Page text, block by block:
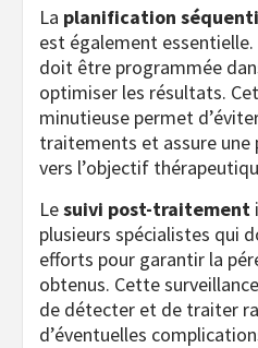
La planification
est également
doit être programmée
optimiser les résultats.
minutieuse permet
traitements et assure une
vers l’objectif
Lesuivi post-traitement
plusieurs spécialistes qui
efforts pour garantir la
obtenus. Cette
de détecter et de traiter
d’éventuelles